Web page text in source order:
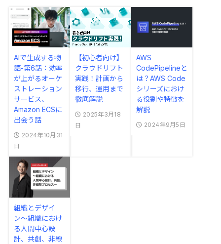
AIで生成する物
語-第6話：効率
が上がるオーケ
ストレーション
サービス、
Amazon ECSに
出会う話
2024年10月31
日
【初心者向け】
クラウドリフト
実践！計画から
移行、運用まで
徹底解説
2025年3月18
日
AWS
CodePipelineと
は？AWS Code
シリーズにおけ
る役割や特徴を
解説
2024年9月5日
組織とデザイ
ン〜組織におけ
る人間中心設
計、共創、非線